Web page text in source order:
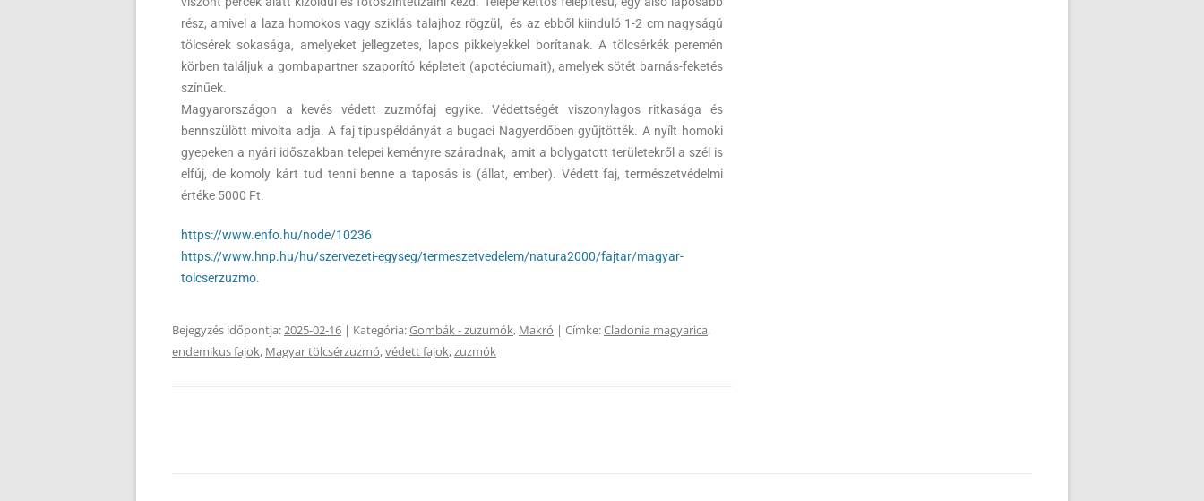
rész, amivel a laza homokos vagy sziklás talajhoz rögzül, és az ebből kiinduló 1-2 cm nagyságú
tölcsérek sokasága, amelyeket jellegzetes, lapos pikkelyekkel borítanak. A tölcsérkék peremén
körben találjuk a gombapartner szaporító képleteit (apotéciumait), amelyek sötét barnás-feketés
színűek.
Magyarországon a kevés védett zuzmófaj egyike. Védettségét viszonylagos ritkasága és
bennszülött mivolta adja. A faj típuspéldányát a bugaci Nagyerdőben gyűjtötték. A nyílt homoki
gyepeken a nyári időszakban telepei keményre száradnak, amit a bolygatott területekről a szél is
elfúj, de komoly kárt tud tenni benne a taposás is (állat, ember). Védett faj, természetvédelmi
értéke 5000 Ft.
https://www.enfo.hu/node/10236
https://www.hnp.hu/hu/szervezeti-egyseg/termeszetvedelem/natura2000/fajtar/magyar-
tolcserzuzmo.
Bejegyzés időpontja:2025-02-16 | Kategória:Gombák - zuzumók, Makró | Címke:Cladonia magyarica,
endemikus fajok, Magyar tölcsérzuzmó,védett fajok,zuzmók